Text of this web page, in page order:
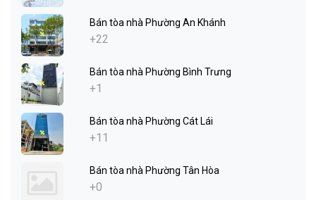
Bán tòa nhà Phường An Khánh
+22
Bán tòa nhà Phường Bình Trưng
+1
Bán tòa nhà Phường Cát Lái
+11
Bán tòa nhà Phường Tân Hòa
+0